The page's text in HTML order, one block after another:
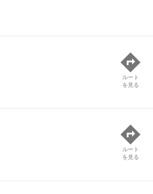
ルート
を見る
ルート
を見る